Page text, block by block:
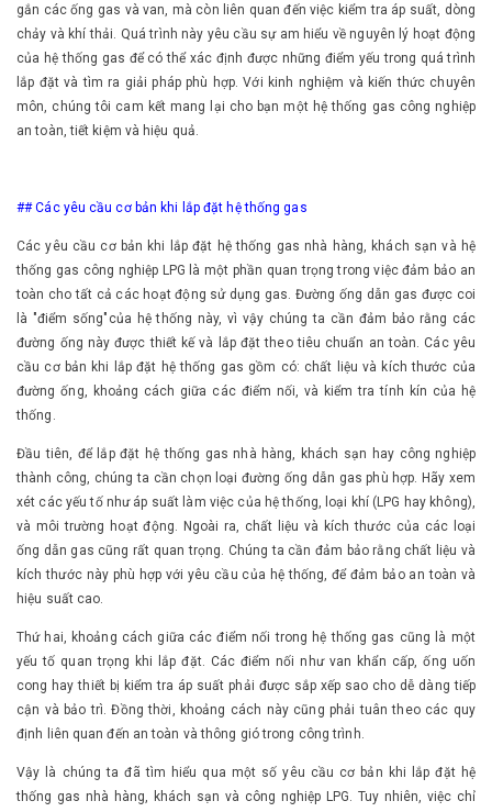
gắn các ống gas và van, mà còn liên quan đến việc kiểm tra áp suất, dòng
chảy và khí thải. Quá trình này yêu cầu sự am hiểu về nguyên lý hoạt động
của hệ thống gas để có thể xác định được những điểm yếu trong quá trình
lắp đặt và tìm ra giải pháp phù hợp. Với kinh nghiệm và kiến thức chuyên
môn, chúng tôi cam kết mang lại cho bạn một hệ thống gas công nghiệp
an toàn, tiết kiệm và hiệu quả.
## Các yêu cầu cơ bản khi lắp đặt hệ thống gas
Các yêu cầu cơ bản khi lắp đặt hệ thống gas nhà hàng, khách sạn và hệ
thống gas công nghiệp LPG là một phần quan trọng trong việc đảm bảo an
toàn cho tất cả các hoạt động sử dụng gas. Đường ống dẫn gas được coi
là "điểm sống"của hệ thống này, vì vậy chúng ta cần đảm bảo rằng các
đường ống này được thiết kế và lắp đặt theo tiêu chuẩn an toàn. Các yêu
cầu cơ bản khi lắp đặt hệ thống gas gồm có: chất liệu và kích thước của
đường ống, khoảng cách giữa các điểm nối, và kiểm tra tính kín của hệ
thống.
Đầu tiên, để lắp đặt hệ thống gas nhà hàng, khách sạn hay công nghiệp
thành công, chúng ta cần chọn loại đường ống dẫn gas phù hợp. Hãy xem
xét các yếu tố như áp suất làm việc của hệ thống, loại khí (LPG hay không),
và môi trường hoạt động. Ngoài ra, chất liệu và kích thước của các loại
ống dẫn gas cũng rất quan trọng. Chúng ta cần đảm bảo rằng chất liệu và
kích thước này phù hợp với yêu cầu của hệ thống, để đảm bảo an toàn và
hiệu suất cao.
Thứ hai, khoảng cách giữa các điểm nối trong hệ thống gas cũng là một
yếu tố quan trọng khi lắp đặt. Các điểm nối như van khẩn cấp, ống uốn
cong hay thiết bị kiểm tra áp suất phải được sắp xếp sao cho dễ dàng tiếp
cận và bảo trì. Đồng thời, khoảng cách này cũng phải tuân theo các quy
định liên quan đến an toàn và thông gió trong công trình.
Vậy là chúng ta đã tìm hiểu qua một số yêu cầu cơ bản khi lắp đặt hệ
thống gas nhà hàng, khách sạn và công nghiệp LPG. Tuy nhiên, việc chỉ